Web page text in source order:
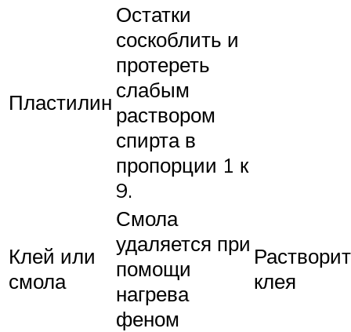
Пластилин
Остатки
соскоблить и
протереть
слабым
раствором
спирта в
пропорции 1 к
9.
Клей или
смола
Смола
удаляется при
помощи
нагрева
феном
клея